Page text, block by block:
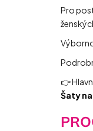
Pro
👉
Šaty